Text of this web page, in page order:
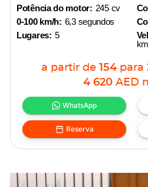
Potência do motor: 245 cv
0-100 km/h: 6,3 segundos
Lugares: 5
a partir de 154 para
4 620 AED
WhatsApp
Reserva